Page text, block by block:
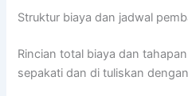
Struktur biaya dan jadwal
Rincian total biaya dan
sepakati dan di tuliskan